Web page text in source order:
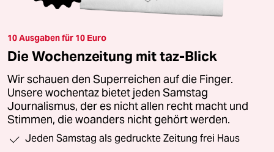
10 Ausgaben für 10 Euro
Die Wochenzeitung mit taz-Blick
Wir schauen den Superreichen auf die Finger.
Unsere wochentaz bietet jeden Samstag
Journalismus, der es nicht allen recht macht und
Stimmen, die woanders nicht gehört werden.
Jeden Samstag als gedruckte Zeitung frei Haus